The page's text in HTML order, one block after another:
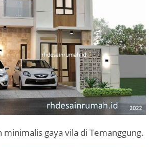
minimalis gaya vila di Temanggung.